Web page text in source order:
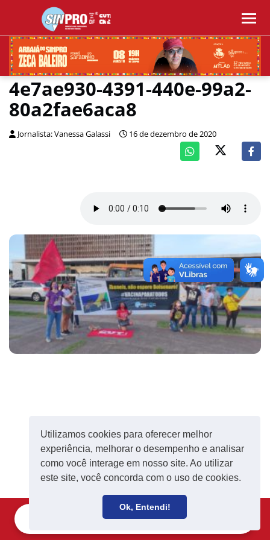
Utilizamos cookies para oferecer melhor
experiência, melhorar o desempenho e analisar
como você interage em nosso site. Ao utilizar
este site, você concorda com o uso de cookies.
Ok, Entendi!
4e7ae930-4391-440e-99a2-
80a2fae6aca8
Jornalista: Vanessa Galassi 16 de dezembro de 2020
Receba notícias